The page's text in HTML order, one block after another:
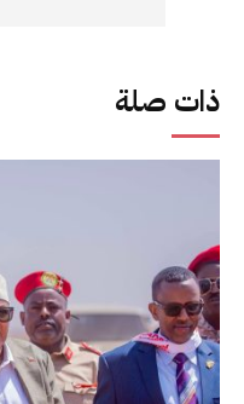
ذات صلة